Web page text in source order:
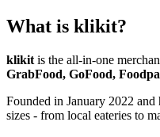
What is klikit?
klikit is the all-in-one
GrabFood, GoFood,
Founded in January 2022
sizes - from local eateries to